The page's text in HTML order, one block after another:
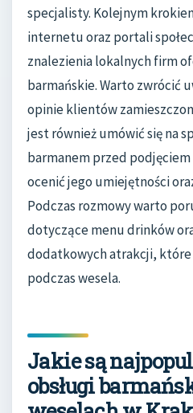
specjalisty. Kolejnym
internetu oraz portali
znalezienia lokalnych firm
barmańskie. Warto zwrócić
opinie klientów
jest również umówić się na
barmanem przed
ocenić jego umiejętności
Podczas rozmowy warto
dotyczące menu drinków
dodatkowych atrakcji,
podczas wesela.
Jakie są
obsługi